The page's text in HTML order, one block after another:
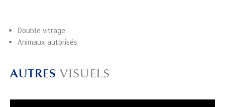
Double vitrage
Animaux autorisés
AUTRES VISUELS